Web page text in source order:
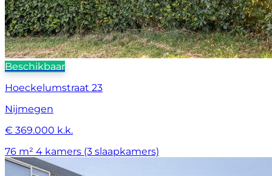
Beschikbaar
Hoeckelumstraat 23
Nijmegen
€ 369.000 k.k.
76 m² 4 kamers (3 slaapkamers)